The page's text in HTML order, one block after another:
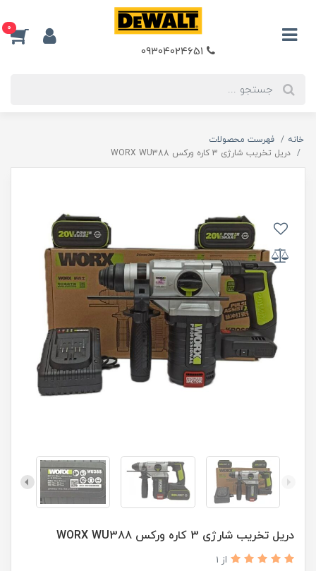
0
خانه
فهرست محصولات
دریل تخریب شارژی 3 کاره ورکس WORX WU388
دریل تخریب شارژی 3 کاره ورکس WORX WU388
از 1